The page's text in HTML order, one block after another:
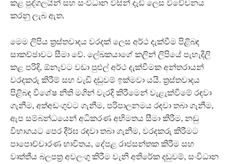
කළ පුද්ගලයින් සහ සංවිධාන විසින් දැඩි ලෙස විවේචනය
කරනු ලැබ ඇත.
මෙම ලිපිය ත්‍රස්තවාදය වරදක් ලෙස අර්ථ දැක්වීම පිළිබඳ
සාකච්ඡාවට සීමා වේ. ලේඛකයාගේ කලින් ලිපියේ පැහැදිලි
කළ පරිදි, ඕනෑවට වඩා පුළුල් අර්ථ දැක්වීමක අන්තරායන්
වරදකරු කිරීම් සහ වැඩි දඬුවම් ඉක්මවා යයි. ත්‍රස්තවාදය
පිළිබඳ විශේෂ නීති මගින් වැරදි කිරීමෙන් වැළැක්වීමේ රඳවා
ගැනීම, අත්අඩංගුවට ගැනීම, පරිපාලනමය රඳවා තබා ගැනීම,
ඇප සම්බන්ධයෙන් අධිකරණ අභිමතය සීමා කිරීම, නඩු
විභාගයට පෙර දීර්ඝ රඳවා තබා ගැනීම, වරදකරු කිරීමට
පාපොච්චාරණ භාවිතය, දේපළ රාජසන්තක කිරීම සහ
වෘත්තීය බලපත්‍ර අවලංගු කිරීම වැනි අතිරේක දඬුවම්, සංවිධාන